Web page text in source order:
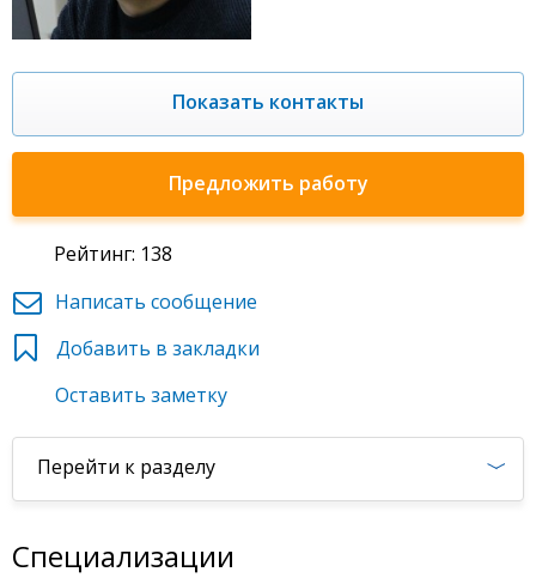
Показать контакты
Предложить работу
Рейтинг: 138
Написать сообщение
Добавить в закладки
Оставить заметку
Перейти к разделу
Специализации